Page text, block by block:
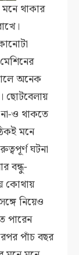
থাকার
অনেক
ছোটবেলায়
ও থাকতে
মনে
ঘটনা
বন্ধু-
কোথায়
নিয়েও
পারেন
পাঁচ বছর